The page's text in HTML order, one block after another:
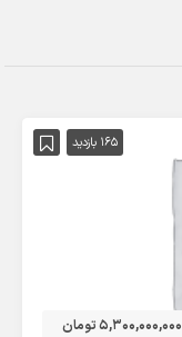
165 بازدید
5,300,000,000 تومان